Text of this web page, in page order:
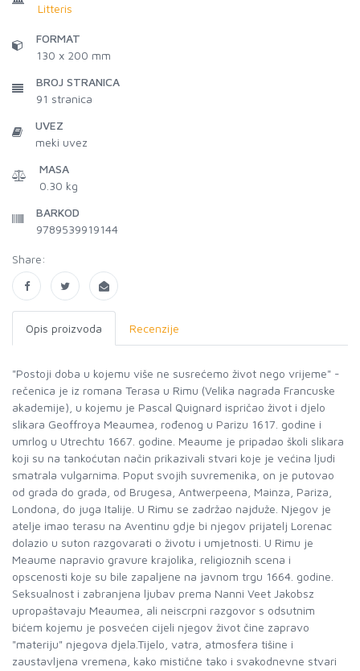
Litteris
FORMAT
130 x 200 mm
BROJ STRANICA
91 stranica
UVEZ
meki uvez
MASA
0.30 kg
BARKOD
9789539919144
Share:
Opis proizvoda Recenzije
"Postoji doba u kojemu više ne susrećemo život nego vrijeme" -
rečenica je iz romana Terasa u Rimu (Velika nagrada Francuske
akademije), u kojemu je Pascal Quignard ispričao život i djelo
slikara Geoffroya Meaumea, rođenog u Parizu 1617. godine i
umrlog u Utrechtu 1667. godine. Meaume je pripadao školi slikara
koji su na tankoćutan način prikazivali stvari koje je većina ljudi
smatrala vulgarnima. Poput svojih suvremenika, on je putovao
od grada do grada, od Brugesa, Antwerpeena, Mainza, Pariza,
Londona, do juga Italije. U Rimu se zadržao najduže. Njegov je
atelje imao terasu na Aventinu gdje bi njegov prijatelj Lorenac
dolazio u suton razgovarati o životu i umjetnosti. U Rimu je
Meaume napravio gravure krajolika, religioznih scena i
opscenosti koje su bile zapaljene na javnom trgu 1664. godine.
Seksualnost i zabranjena ljubav prema Nanni Veet Jakobsz
upropaštavaju Meaumea, ali neiscrpni razgovor s odsutnim
bićem kojemu je posvećen cijeli njegov život čine zapravo
"materiju" njegova djela.Tijelo, vatra, atmosfera tišine i
zaustavljena vremena, kako mistične tako i svakodnevne stvari